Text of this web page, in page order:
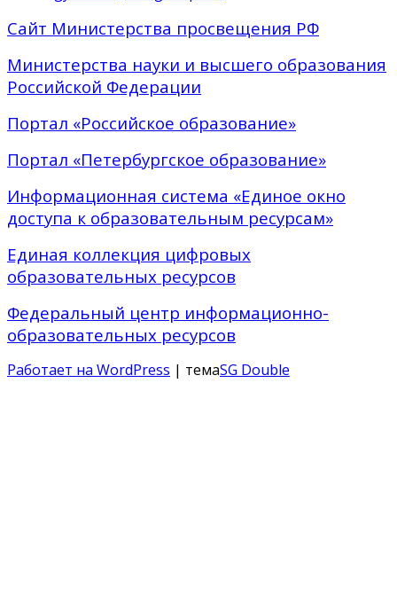
Сайт Министерства просвещения РФ
Министерства науки и высшего образования
Российской Федерации
Портал «Российское образование»
Портал «Петербургское образование»
Информационная система «Единое окно
доступа к образовательным ресурсам»
Единая коллекция цифровых
образовательных ресурсов
Федеральный центр информационно-
образовательных ресурсов
Работает на WordPress | темаSG Double